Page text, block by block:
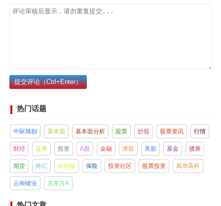
提交评论（Ctrl+Enter）
热门话题
中际旭创 基本面 基本面分析 股票 炒股 股票资讯 行情
财经 证券 投资 A股 金融 港股 美股 基金 债券
期货 外汇 科创板 保险 投资社区 股票投资 风华高科
云南锗业 京东方A